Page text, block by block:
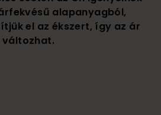
alapanyagból,
el az ékszert, így az ár
változhat.